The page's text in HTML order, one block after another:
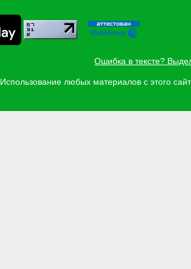
Ошибка в тексте?
Использование любых материалов с этого